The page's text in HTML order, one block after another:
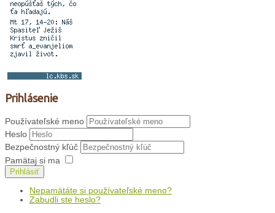
Prihlásenie
Používateľské meno
Heslo
Bezpečnostný kľúč
Pamätaj si ma
Prihlásiť
Nepamätáte si používateľské meno?
Zabudli ste heslo?